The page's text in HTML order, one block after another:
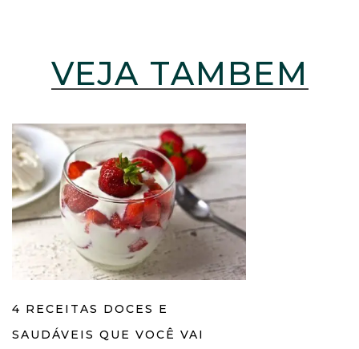
VEJA TAMBÉM
4 RECEITAS DOCES E
SAUDÁVEIS QUE VOCÊ VAI